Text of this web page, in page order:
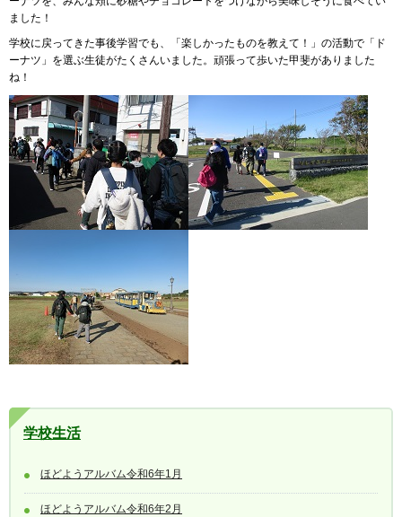
ました！
学校に戻ってきた事後学習でも、「楽しかったものを教えて！」の活動で「ド
ーナツ」を選ぶ生徒がたくさんいました。頑張って歩いた甲斐がありました
ね！
学校生活
ほどようアルバム令和6年1月
ほどようアルバム令和6年2月